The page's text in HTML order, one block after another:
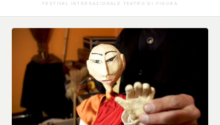
FESTIVAL INTERNAZIONALE TEATRO DI FIGURA